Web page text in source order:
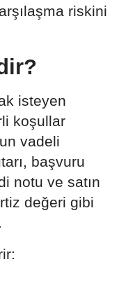
riskini
isteyen
koşullar
vadeli
başvuru
notu ve satın
değeri gibi